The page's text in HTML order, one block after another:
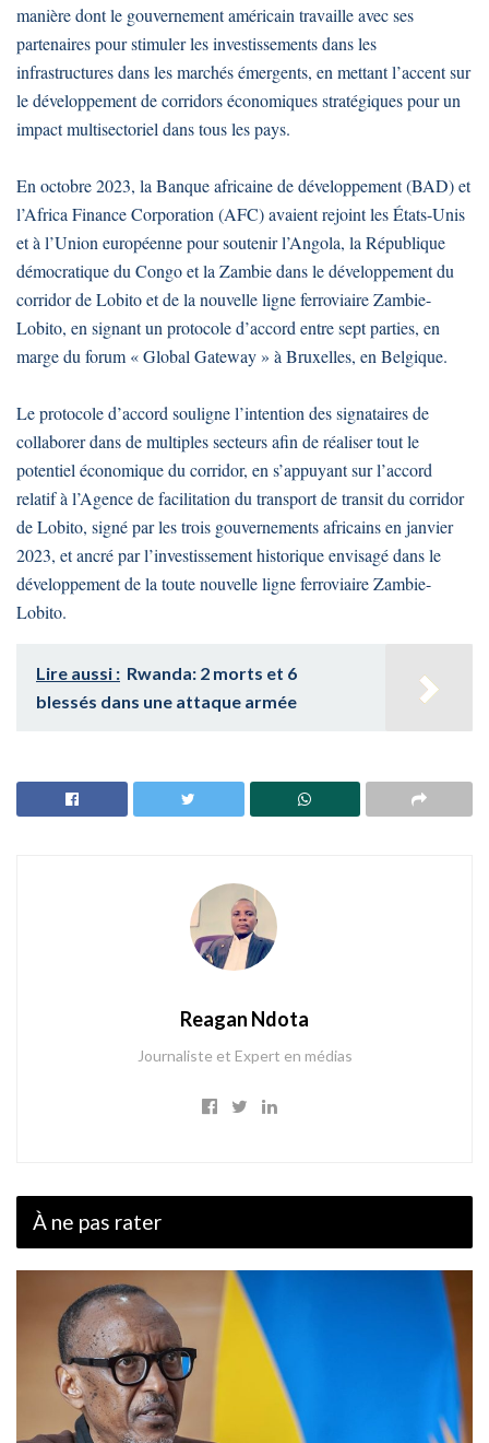
manière dont le gouvernement américain travaille avec ses
partenaires pour stimuler les investissements dans les
infrastructures dans les marchés émergents, en mettant l’accent sur
le développement de corridors économiques stratégiques pour un
impact multisectoriel dans tous les pays.
En octobre 2023, la Banque africaine de développement (BAD) et
l’Africa Finance Corporation (AFC) avaient rejoint les États-Unis
et à l’Union européenne pour soutenir l’Angola, la République
démocratique du Congo et la Zambie dans le développement du
corridor de Lobito et de la nouvelle ligne ferroviaire Zambie-
Lobito, en signant un protocole d’accord entre sept parties, en
marge du forum « Global Gateway » à Bruxelles, en Belgique.
Le protocole d’accord souligne l’intention des signataires de
collaborer dans de multiples secteurs afin de réaliser tout le
potentiel économique du corridor, en s’appuyant sur l’accord
relatif à l’Agence de facilitation du transport de transit du corridor
de Lobito, signé par les trois gouvernements africains en janvier
2023, et ancré par l’investissement historique envisagé dans le
développement de la toute nouvelle ligne ferroviaire Zambie-
Lobito.
Lire aussi : Rwanda: 2 morts et 6
blessés dans une attaque armée
Reagan Ndota
Journaliste et Expert en médias
À ne pas rater